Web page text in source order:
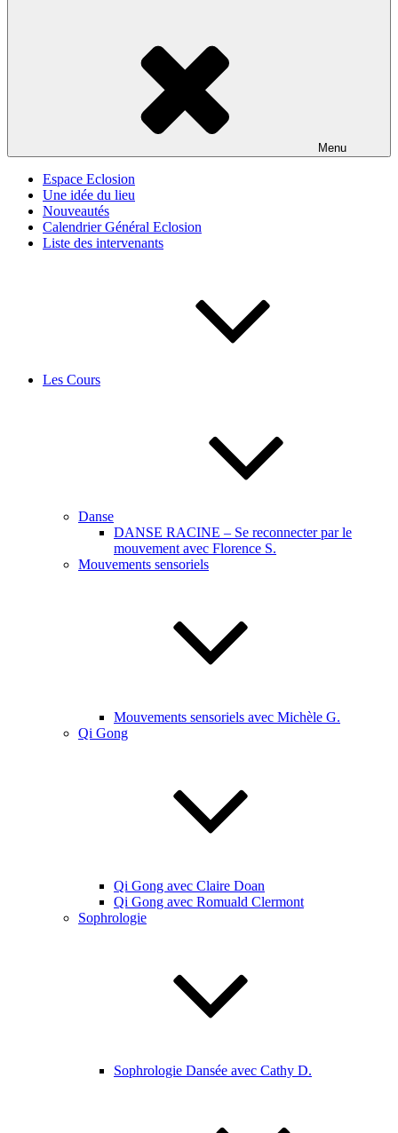
Menu
Espace Eclosion
Une idée du lieu
Nouveautés
Calendrier Général Eclosion
Liste des intervenants
Les Cours
Danse
DANSE RACINE – Se reconnecter par le
mouvement avec Florence S.
Mouvements sensoriels
Mouvements sensoriels avec Michèle G.
Qi Gong
Qi Gong avec Claire Doan
Qi Gong avec Romuald Clermont
Sophrologie
Sophrologie Dansée avec Cathy D.